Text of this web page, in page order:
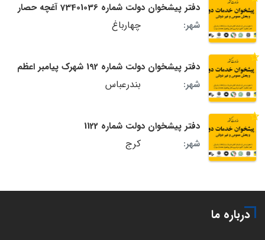
دفتر پیشخوان دولت شماره 73401036 آغچه حصار
شهر:
چهارباغ
دفتر پیشخوان دولت شماره 192 شهرک پیامبر اعظم
شهر:
بندرعباس
دفتر پیشخوان دولت شماره 1122
شهر:
کرج
درباره ما